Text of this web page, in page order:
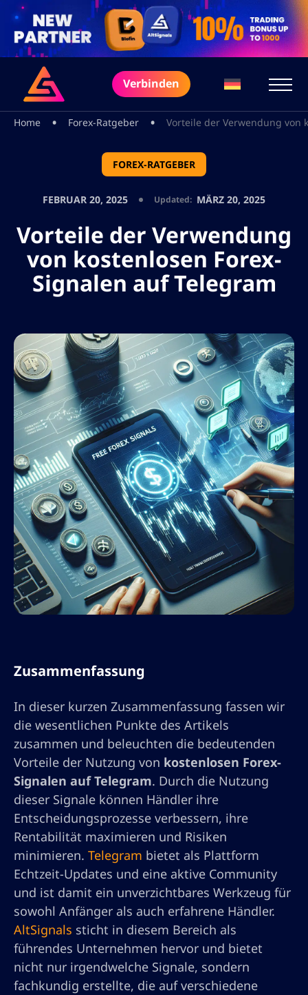
Verbinden
Home • Forex-Ratgeber • Vorteile der Verwendung von
FOREX-RATGEBER
FEBRUAR 20, 2025 Updated: MÄRZ 20, 2025
Vorteile der Verwendung
von kostenlosen Forex-
Signalen auf Telegram
Zusammenfassung
In dieser kurzen Zusammenfassung fassen wir
die wesentlichen Punkte des Artikels
zusammen und beleuchten die bedeutenden
Vorteile der Nutzung von kostenlosen Forex-
Signalen auf Telegram. Durch die Nutzung
dieser Signale können Händler ihre
Entscheidungsprozesse verbessern, ihre
Rentabilität maximieren und Risiken
minimieren. Telegram bietet als Plattform
Echtzeit-Updates und eine aktive Community
und ist damit ein unverzichtbares Werkzeug für
sowohl Anfänger als auch erfahrene Händler.
AltSignals sticht in diesem Bereich als
führendes Unternehmen hervor und bietet
nicht nur irgendwelche Signale, sondern
fachkundig erstellte, die auf verschiedene